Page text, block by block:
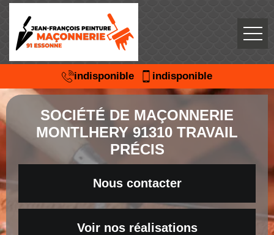
indisponible indisponible
SOCIÉTÉ DE MAÇONNERIE
MONTLHERY 91310 TRAVAIL
PRÉCIS
Nous contacter
Voir nos réalisations